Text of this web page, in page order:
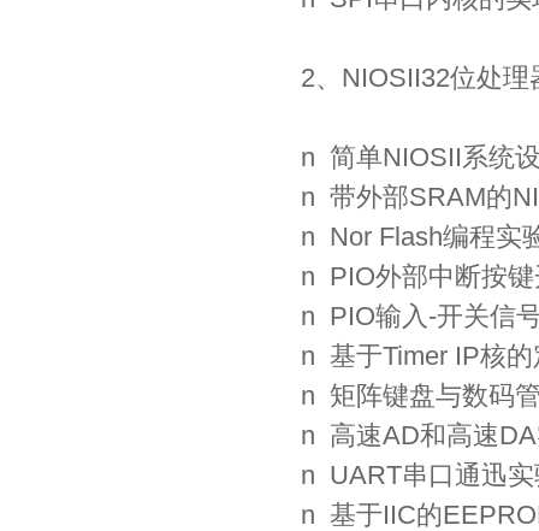
2、NIOSII32位处理
n 简单NIOSII系统
n 带外部SRAM的
n Nor Flash编程实
n PIO外部中断按
n PIO输入-开关信
n 基于Timer IP核
n 矩阵键盘与数码
n 高速AD和高速
n UART串口通迅
n 基于IIC的